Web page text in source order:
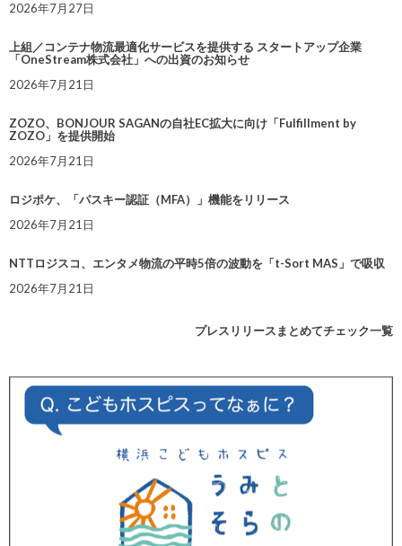
2026年7月27日
上組／コンテナ物流最適化サービスを提供する スタートアップ企業
「OneStream株式会社」への出資のお知らせ
2026年7月21日
ZOZO、BONJOUR SAGANの自社EC拡大に向け「Fulfillment by
ZOZO」を提供開始
2026年7月21日
ロジポケ、「パスキー認証（MFA）」機能をリリース
2026年7月21日
NTTロジスコ、エンタメ物流の平時5倍の波動を「t-Sort MAS」で吸収
2026年7月21日
プレスリリースまとめてチェック一覧